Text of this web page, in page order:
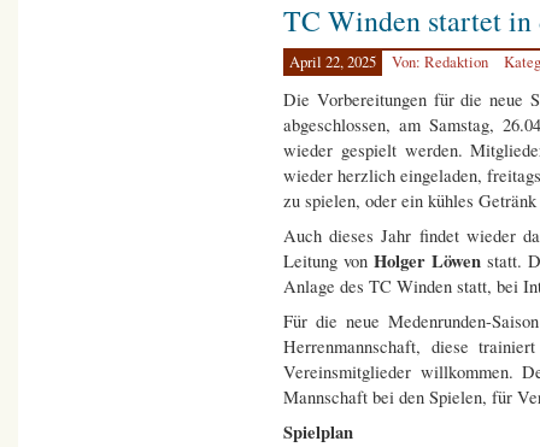
TC Winden startet in
April 22, 2025 Von: Redaktion
Die Vorbereitungen für die neue
abgeschlossen, am Samstag,
wieder gespielt werden.
wieder herzlich eingeladen,
zu spielen, oder ein kühles
Auch dieses Jahr findet wieder
Leitung von Holger Löwen statt.
Anlage des TC Winden statt, bei
Für die neue Medenrunden-
Herrenmannschaft, diese
Vereinsmitglieder willkommen.
Mannschaft bei den Spielen, für
Spielplan